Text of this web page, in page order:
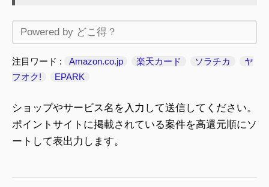
注目ワード Amazon.co.jp 楽天カード ソラチカ
ヤ
フオク!
EPARK
ショップやサービス名を入力して送信してください。
ポイントサイトに掲載されている案件を高還元順にソ
ートして表出力します。